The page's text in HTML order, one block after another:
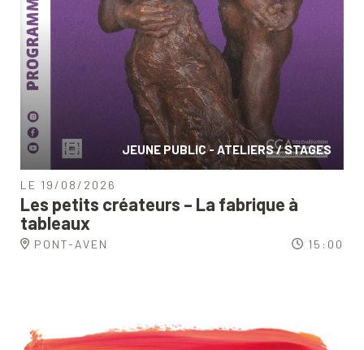
JEUNE PUBLIC - ATELIERS / STAGES
LE 19/08/2026
Les petits créateurs – La fabrique à
tableaux
PONT-AVEN 15:00